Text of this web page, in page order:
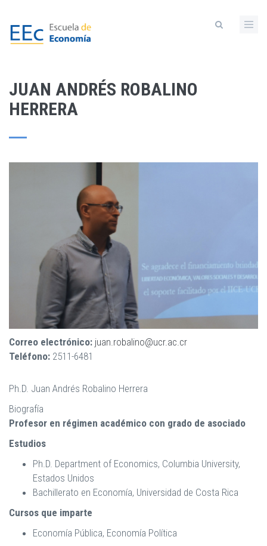
contenido
JUAN ANDRÉS ROBALINO
HERRERA
Correo electrónico: juan.robalino@ucr.ac.cr
Teléfono: 2511-6481
Ph.D. Juan Andrés Robalino Herrera
Biografía
Profesor en régimen académico con grado de asociado
Estudios
Ph.D. Department of Economics, Columbia University,
Estados Unidos
Bachillerato en Economía, Universidad de Costa Rica
Cursos que imparte
Economía Pública, Economía Política